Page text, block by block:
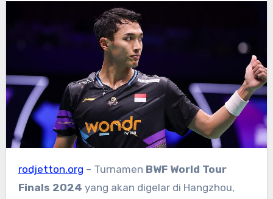
rodjetton.org – Turnamen BWF World Tour
Finals 2024 yang akan digelar di Hangzhou,